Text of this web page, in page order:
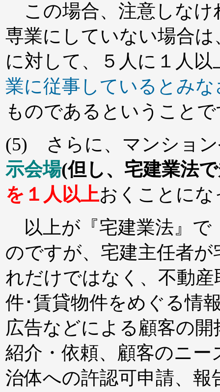
この場合、注意しなけ
専業にしていない場合
に対して、５人に１人
業に従事しているとみ
ものであるということ
(5) さらに、マンション
示会場(但し、宅建業法
を１人以上おくことに
以上が『宅建業法』で
のですが、宅建主任者
れだけではなく、不動
件･賃貸物件をめぐる情
広告などによる顧客の
紹介・依頼、顧客のニ
治体への許認可申請、